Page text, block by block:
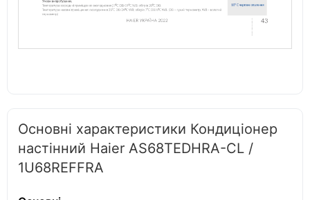
Основні характеристики Кондиціонер
настінний Haier AS68TEDHRA-CL /
1U68REFFRA